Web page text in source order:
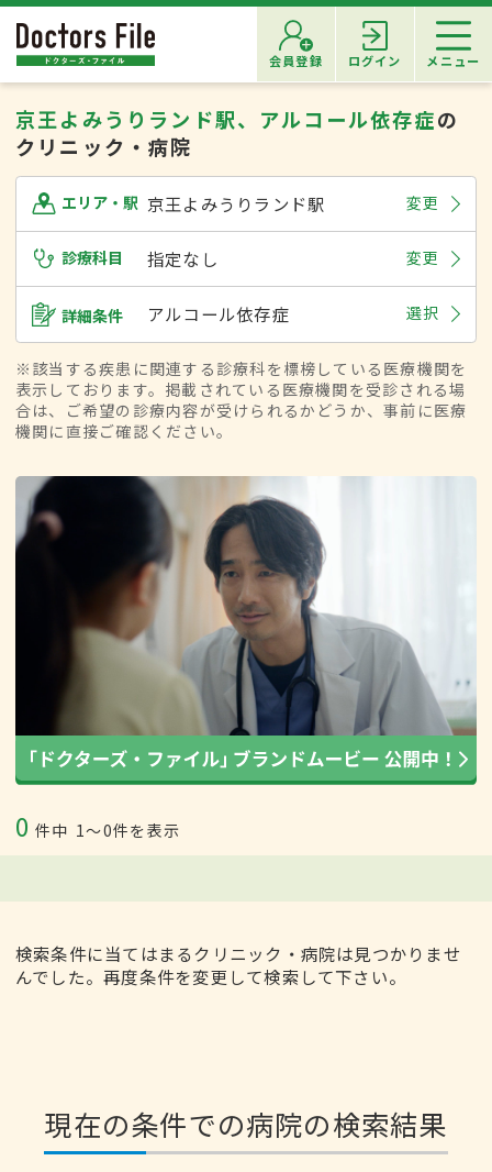
会員登録 ログイン メニュー
京王よみうりランド駅、アルコール依存症の
クリニック・病院
エリア・駅 京王よみうりランド駅 変更
診療科目 指定なし 変更
詳細条件 アルコール依存症 選択
※該当する疾患に関連する診療科を標榜している医療機関を
表示しております。掲載されている医療機関を受診される場
合は、ご希望の診療内容が受けられるかどうか、事前に医療
機関に直接ご確認ください。
0 件中 1〜0件を表示
検索条件に当てはまるクリニック・病院は見つかりませ
んでした。再度条件を変更して検索して下さい。
現在の条件での病院の検索結果